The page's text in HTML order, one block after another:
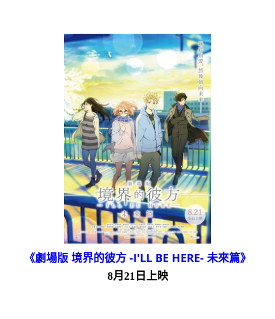
《劇場版 境界的彼方 -I'LL BE HERE- 未來篇》
8月21日上映